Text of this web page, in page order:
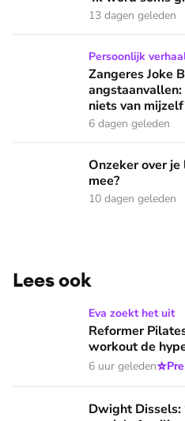
13 dagen geleden
Zangeres Joke Buis kreeg
Persoonlijk
Zangeres Joke
angstaanvallen:
niets van
6 dagen geleden
Onzeker over je lijf: zijn we
Onzeker over
mee?
10 dagen geleden
Lees ook
Reformer Pilates: is deze
Eva zoekt het uit
Reformer
workout de
6 uur geleden⭐
Dwight Dissels: ‘Ik leef in
Dwight Dissels: